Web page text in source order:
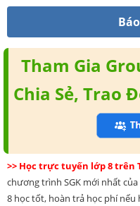
Tham Gia
Chia Sẻ, Trao
>> Học trực tuyến lớp 8 trên
chương trình SGK mới nhất
8 học tốt, hoàn trả học phí nếu